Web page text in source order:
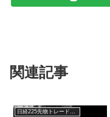
関連記事